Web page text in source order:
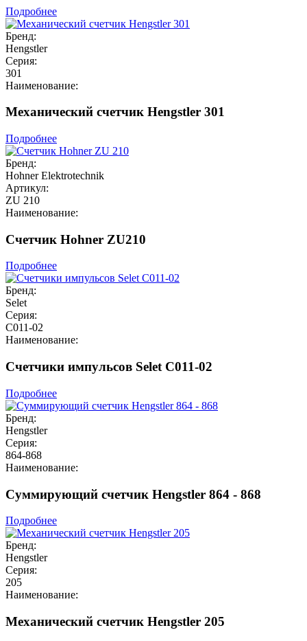
Подробнее
Бренд:
Hengstler
Серия:
301
Наименование:
Механический счетчик Hengstler 301
Подробнее
Бренд:
Hohner Elektrotechnik
Артикул:
ZU 210
Наименование:
Счетчик Hohner ZU210
Подробнее
Бренд:
Selet
Серия:
C011-02
Наименование:
Счетчики импульсов Selet C011-02
Подробнее
Бренд:
Hengstler
Серия:
864-868
Наименование:
Суммирующий счетчик Hengstler 864 - 868
Подробнее
Бренд:
Hengstler
Серия:
205
Наименование:
Механический счетчик Hengstler 205